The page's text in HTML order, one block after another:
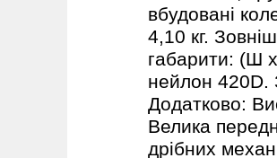
вбудовані
4,10 кг.
габарити: (Ш
нейлон 420D.
Додатково:
Велика
дрібних